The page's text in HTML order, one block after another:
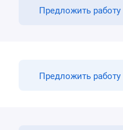
Предложить работу
Предложить работу